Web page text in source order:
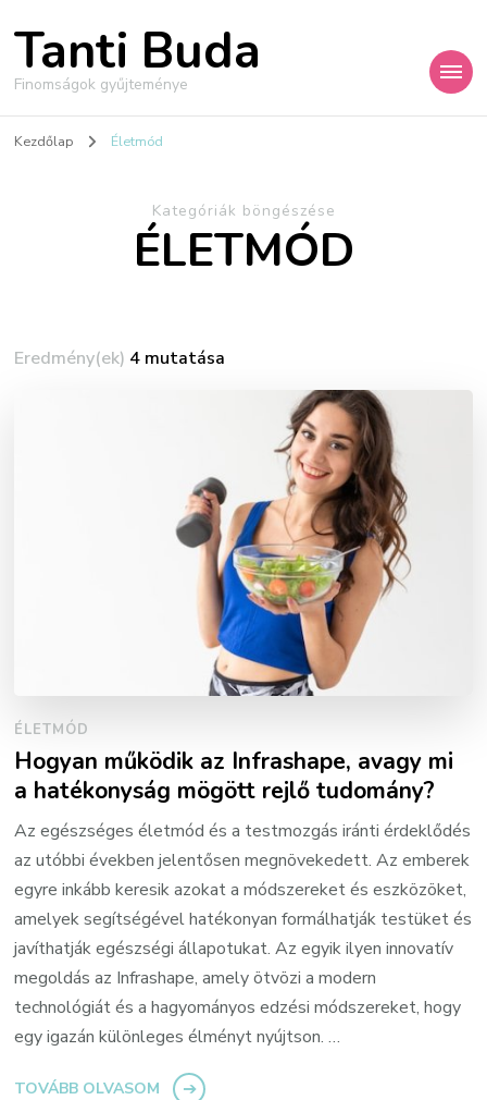
Tanti Buda
Finomságok gyűjteménye
Kezdőlap Életmód
Kategóriák böngészése
ÉLETMÓD
Eredmény(ek) 4 mutatása
ÉLETMÓD
Hogyan működik az Infrashape, avagy mi
a hatékonyság mögött rejlő tudomány?
Az egészséges életmód és a testmozgás iránti érdeklődés
az utóbbi években jelentősen megnövekedett. Az emberek
egyre inkább keresik azokat a módszereket és eszközöket,
amelyek segítségével hatékonyan formálhatják testüket és
javíthatják egészségi állapotukat. Az egyik ilyen innovatív
megoldás az Infrashape, amely ötvözi a modern
technológiát és a hagyományos edzési módszereket, hogy
egy igazán különleges élményt nyújtson. …
TOVÁBB OLVASOM